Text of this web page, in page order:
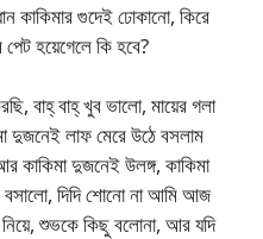
কাকিমার গুদেই ঢোকানো, কিরে
হয়েগেলে কি হবে?
বাহ্ বাহ্ খুব ভালো, মায়ের গলা
লাফ মেরে উঠে বসলাম
কাকিমা দুজনেই উলঙ্গ, কাকিমা
বসালো, দিদি শোনো না আমি আজ
শুভকে কিছু বলোনা, আর যদি